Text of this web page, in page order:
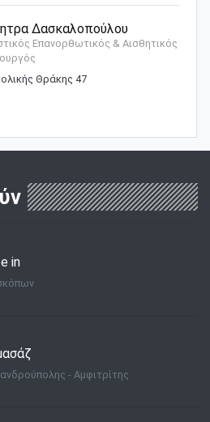
Δασκαλοπούλου
Επανορθωτικός & Αισθητικός
Θράκης 47
in
- Αμφιτρίτης